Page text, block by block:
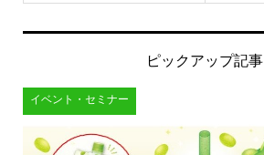
ピックアップ記事
イベント・セミナー